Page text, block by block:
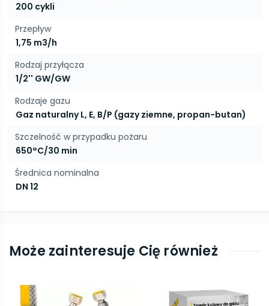
200 cykli
Przepływ
1,75 m3/h
Rodzaj przyłącza
1/2'' GW/GW
Rodzaje gazu
Gaz naturalny L, E, B/P (gazy ziemne, propan-butan)
Szczelność w przypadku pożaru
650°C/30 min
Średnica nominalna
DN 12
Może zainteresuje Cię również